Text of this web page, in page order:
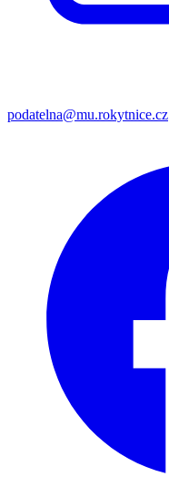
podatelna@mu.rokytnice.cz